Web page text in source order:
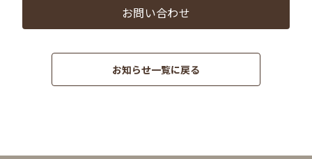
お問い合わせ
お知らせ一覧に戻る